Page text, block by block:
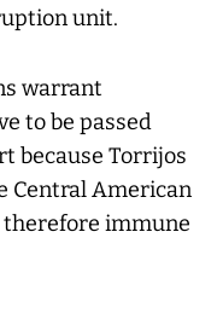
unit.
warrant
to be passed
because Torrijos
Central American
therefore immune